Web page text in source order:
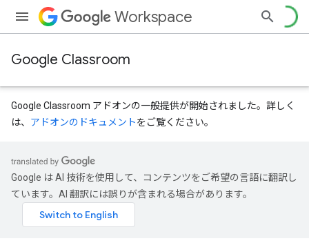
Workspace
Google Classroom
Google Classroom アドオンの一般提供が開始されました。詳しく
は、 アドオンのドキュメントをご覧ください。
Google は AI 技術を使用して、コンテンツをご希望の言語に翻訳し
ています。AI 翻訳には誤りが含まれる場合があります。